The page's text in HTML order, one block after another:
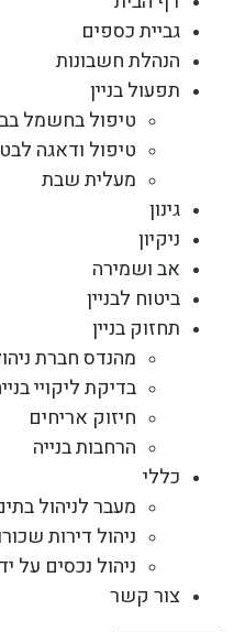
גביית כספים
הנהלת חשבונות
תפעול בניין
טיפול בחשמל
טיפול ודאגה
מעלית שבת
גינון
ניקיון
אב ושמירה
ביטוח לבניין
תחזוק בניין
מהנדס חברת
בדיקת ליקויי
חיזוק אריחים
הרחבות בנייה
כללי
מעבר לניהול
ניהול דירות
ניהול נכסים על
צור קשר